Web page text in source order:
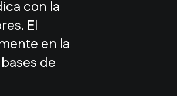
con la
El
en la
de